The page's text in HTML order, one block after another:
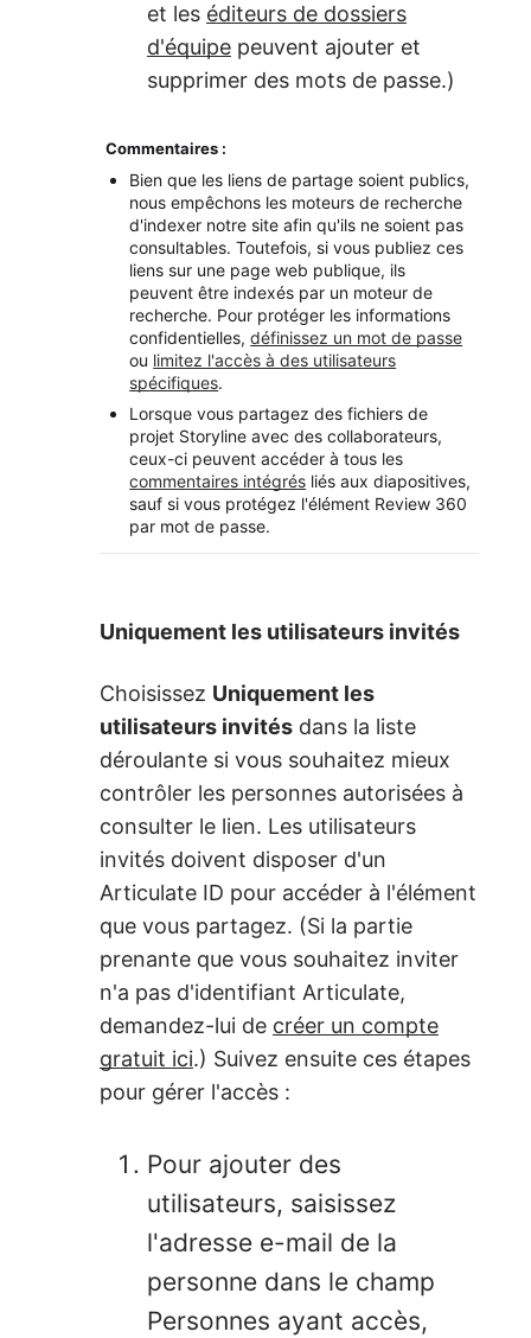
et les éditeurs de dossiers
d'équipe peuvent ajouter et
supprimer des mots de passe.)
Commentaires :
Bien que les liens de partage soient publics,
nous empêchons les moteurs de recherche
d'indexer notre site afin qu'ils ne soient pas
consultables. Toutefois, si vous publiez ces
liens sur une page web publique, ils
peuvent être indexés par un moteur de
recherche. Pour protéger les informations
confidentielles,définissez un mot de passe
ou limitez l'accès à des utilisateurs
spécifiques.
Lorsque vous partagez des fichiers de
projet Storyline avec des collaborateurs,
ceux-ci peuvent accéder à tous les
commentaires intégrés liés aux diapositives,
sauf si vous protégez l'élément Review 360
par mot de passe.
Uniquement les utilisateurs invités
Choisissez Uniquement les
utilisateurs invités dans la liste
déroulante si vous souhaitez mieux
contrôler les personnes autorisées à
consulter le lien. Les utilisateurs
invités doivent disposer d'un
Articulate ID pour accéder à l'élément
que vous partagez. (Si la partie
prenante que vous souhaitez inviter
n'a pas d'identifiant Articulate,
demandez-lui de créer un compte
gratuit ici.) Suivez ensuite ces étapes
pour gérer l'accès :
Pour ajouter des
utilisateurs, saisissez
l'adresse e-mail de la
personne dans le champ
Personnes ayant accès,